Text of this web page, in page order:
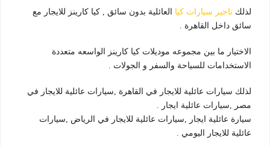
لذلك تاجير سيارات كيا العائلية بدون سائق , كيا كارينز للايجار مع
سائق داخل القاهرة .
الاختيار ما بين مجموعه موديلات كيا كارينز الواسعه متعددة
الاستخدامات للسياحة والسفر و الجولات .
لذلك سيارات عائلية للايجار في القاهرة ,سيارات عائلية للايجار في
مصر ,سيارات عائلية ايجار .
سيارة عائلية ايجار ,سيارات عائلية للايجار في الرياض ,سيارات
عائلية للايجار اليومي .